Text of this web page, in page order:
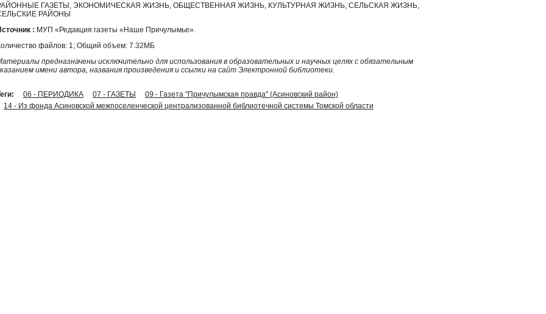
ГАЗЕТЫ, ЭКОНОМИЧЕСКАЯ ЖИЗНЬ, ОБЩЕСТВЕННАЯ ЖИЗНЬ, КУЛЬТУРНАЯ ЖИЗНЬ, СЕЛЬСКАЯ ЖИЗНЬ,
РАЙОНЫ
: МУП «Редакция газеты «Наше Причулымье».
файлов: 1; Общий объем: 7.32МБ
предназначены исключительно для использования в образовательных и научных целях с обязательным
имени автора, названия произведения и ссылки на сайт Электронной библиотеки.
06 - ПЕРИОДИКА 07 - ГАЗЕТЫ
09 - Газета "Причулымская правда" (Асиновский район)
14 - Из фонда Асиновской межпоселенческой централизованной библиотечной системы Томской области